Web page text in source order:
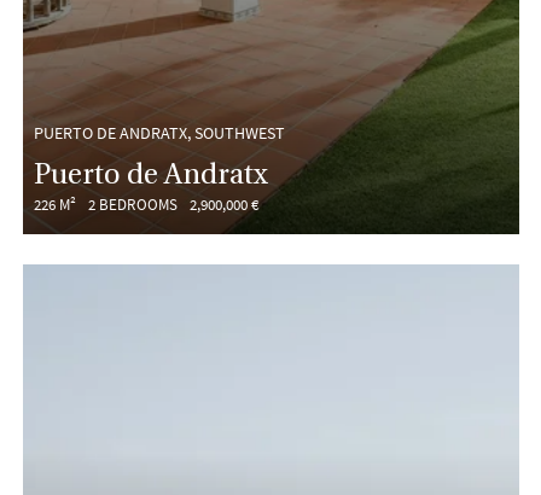
PUERTO DE ANDRATX, SOUTHWEST
Puerto de Andratx
226 M² 2 BEDROOMS 2,900,000 €